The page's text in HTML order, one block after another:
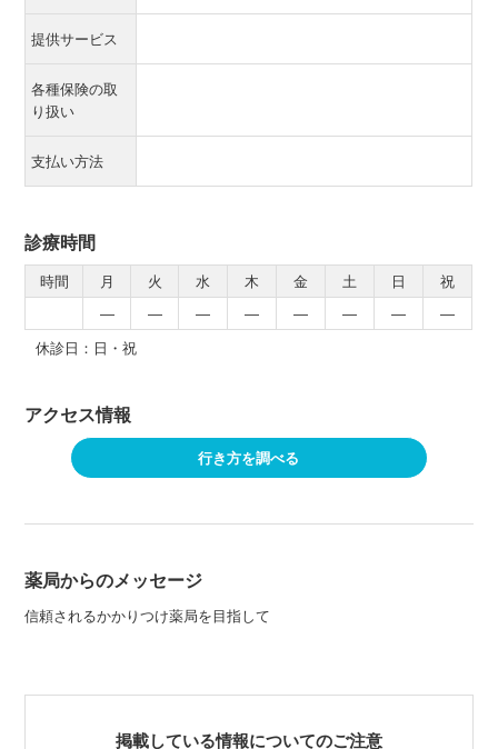
提供サービス
各種保険の取
り扱い
支払い方法
診療時間
時間 月 火 水 木 金 土 日
祝
―
― ― ― ― ― ―
―
休診日：日・祝
アクセス情報
行き方を調べる
薬局からのメッセージ
信頼されるかかりつけ薬局を目指して
掲載している情報についてのご注意